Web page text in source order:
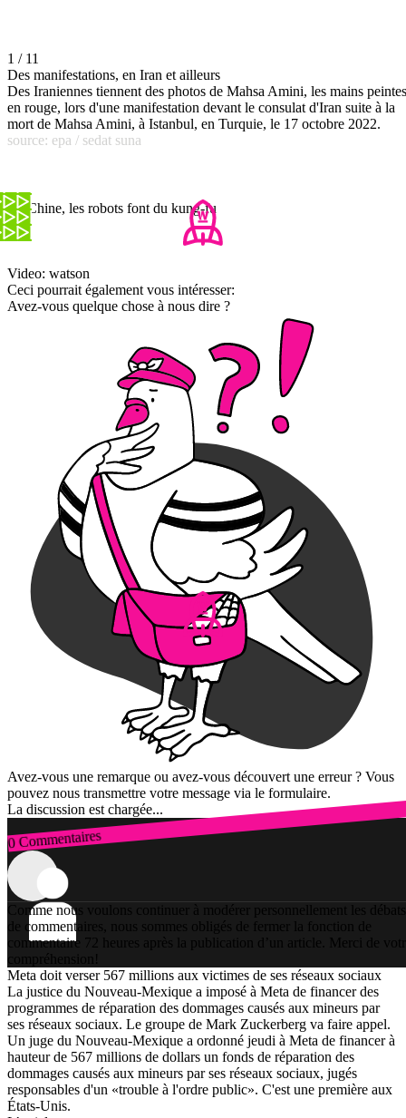
1 / 11
Des manifestations, en Iran et ailleurs
Des Iraniennes tiennent des photos de Mahsa Amini, les mains peintes
en rouge, lors d'une manifestation devant le consulat d'Iran suite à la
mort de Mahsa Amini, à Istanbul, en Turquie, le 17 octobre 2022.
source: epa / sedat suna
En Chine, les robots font du kung-fu
Video: watson
Ceci pourrait également vous intéresser:
Avez-vous quelque chose à nous dire ?
Avez-vous une remarque ou avez-vous découvert une erreur ? Vous
pouvez nous transmettre votre message via le formulaire.
La discussion est chargée...
0 Commentaires
Connexion
Comme nous voulons continuer à modérer personnellement les débats
de commentaires, nous sommes obligés de fermer la fonction de
commentaire 72 heures après la publication d’un article. Merci de
compréhension!
Meta doit verser 567 millions aux victimes de ses réseaux sociaux
La justice du Nouveau-Mexique a imposé à Meta de financer des
programmes de réparation des dommages causés aux mineurs par
ses réseaux sociaux. Le groupe de Mark Zuckerberg va faire appel.
Un juge du Nouveau-Mexique a ordonné jeudi à Meta de financer à
hauteur de 567 millions de dollars un fonds de réparation des
dommages causés aux mineurs par ses réseaux sociaux, jugés
responsables d'un «trouble à l'ordre public». C'est une première aux
États-Unis.